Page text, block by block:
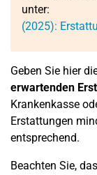
unter:
(2025):
Geben Sie hier
erwartenden
Krankenkasse
Erstattungen
entsprechend.
Beachten Sie,